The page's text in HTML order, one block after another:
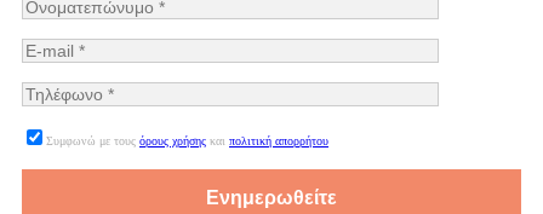
Συμφωνώ με τους όρους χρήσης και πολιτική απορρήτου